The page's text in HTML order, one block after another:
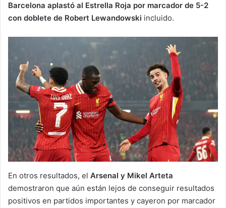
Barcelona aplastó al Estrella Roja por marcador de 5-2
con doblete de Robert Lewandowski incluido.
En otros resultados, el Arsenal y Mikel Arteta
demostraron que aún están lejos de conseguir resultados
positivos en partidos importantes y cayeron por marcador